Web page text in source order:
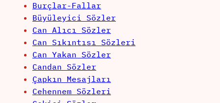
Burçlar-Fallar
Büyüleyici Sözler
Can Alıcı Sözler
Can Sıkıntısı Sözleri
Can Yakan Sözler
Candan Sözler
Çapkın Mesajları
Cehennem Sözleri